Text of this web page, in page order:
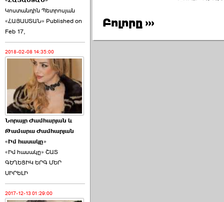
Այս ընդդիմությունը
կվերցնի ›››
2026-06-09 00:41:00
Որպես ընդդիմադիր
ընտրող՝ ›››
Կոստանդին Պետրոսյան
«ՀԱՅԱՍՏԱՆ» Published on
Feb 17,
2018-02-08 14:35:00
Նորայր Ժամհարյան և
Թամարա Ժամհարյան
«Իմ հասակը»
«Իմ հասակը» ՇԱՏ
ԳԵՂԵՑԻԿ ԵՐԳ ՄԵՐ
ՍԻՐԵԼԻ
2017-12-13 01:29:00
Բոլորը ›››